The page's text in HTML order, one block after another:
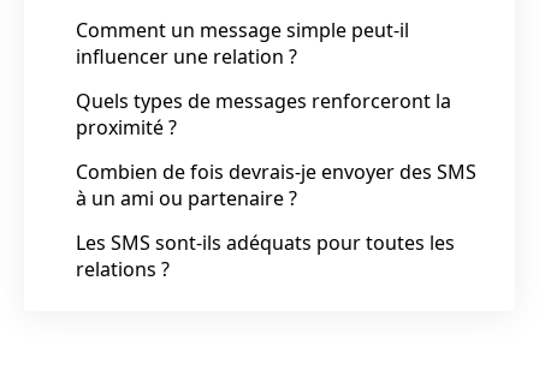
Comment un message simple peut-il
influencer une relation ?
Quels types de messages renforceront la
proximité ?
Combien de fois devrais-je envoyer des SMS
à un ami ou partenaire ?
Les SMS sont-ils adéquats pour toutes les
relations ?